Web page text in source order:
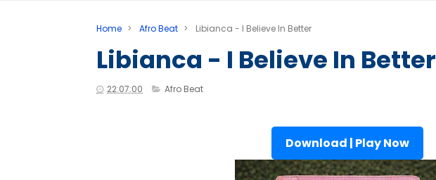
Home > Afro Beat > Libianca - I Believe In Better
Libianca - I Believe In Better
22:07:00 Afro Beat
Download | Play Now